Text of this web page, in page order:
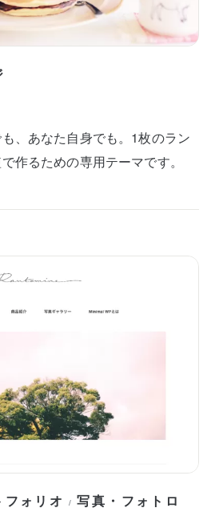
、あなた自身でも。1枚のラン
作るための専用テーマです。
ォリオ /写真・フォトロ